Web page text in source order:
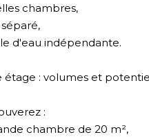
chambres,
d'eau indépendante.
étage : volumes et
:
chambre de 20 m²,